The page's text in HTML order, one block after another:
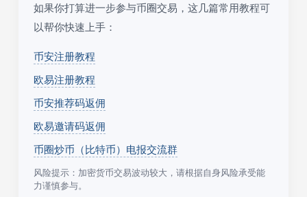
如果你打算进一步参与币圈交易，这几篇常用教程可
以帮你快速上手：
币安注册教程
欧易注册教程
币安推荐码返佣
欧易邀请码返佣
币圈炒币（比特币）电报交流群
风险提示：加密货币交易波动较大，请根据自身风险承受能
力谨慎参与。